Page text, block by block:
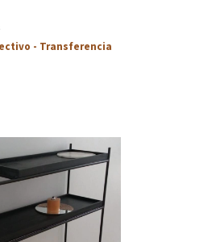
- Transferencia